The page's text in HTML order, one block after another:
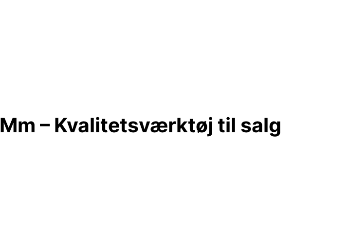
– Kvalitetsværktøj til salg